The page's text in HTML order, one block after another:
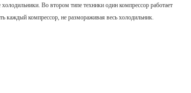
Во втором типе техники один компрессор работает
компрессор, не размораживая весь холодильник.